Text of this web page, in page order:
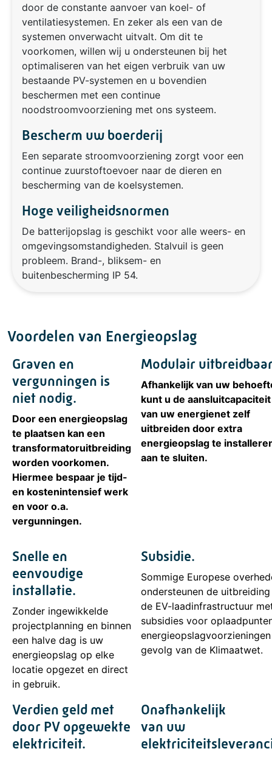
door de constante aanvoer van koel- of
ventilatiesystemen. En zeker als een van de
systemen onverwacht uitvalt. Om dit te
voorkomen, willen wij u ondersteunen bij het
optimaliseren van het eigen verbruik van uw
bestaande PV-systemen en u bovendien
beschermen met een continue
noodstroomvoorziening met ons systeem.
Bescherm uw boerderij
Een separate stroomvoorziening zorgt voor een
continue zuurstoftoevoer naar de dieren en
bescherming van de koelsystemen.
Hoge veiligheidsnormen
De batterijopslag is geschikt voor alle weers- en
omgevingsomstandigheden. Stalvuil is geen
probleem. Brand-, bliksem- en
buitenbescherming IP 54.
Voordelen van Energieopslag
Graven en
vergunningen is
niet nodig.
Door een energieopslag
te plaatsen kan een
transformatoruitbreiding
worden voorkomen.
Hiermee bespaar je tijd-
en kostenintensief werk
en voor o.a.
vergunningen.
Modulair
Afhankelijk van uw
kunt u de aansluitcapaciteit
van uw energienet zelf
uitbreiden door extra
energieopslag te
aan te sluiten.
Snelle en
eenvoudige
installatie.
Zonder ingewikkelde
projectplanning en binnen
een halve dag is uw
energieopslag op elke
locatie opgezet en direct
in gebruik.
Subsidie.
Sommige Europese
ondersteunen de
de EV-laadinfrastructuur
subsidies voor
gevolg van de Klimaatwet.
Verdien geld met
door PV opgewekte
elektriciteit.
Onafhankelijk
van uw